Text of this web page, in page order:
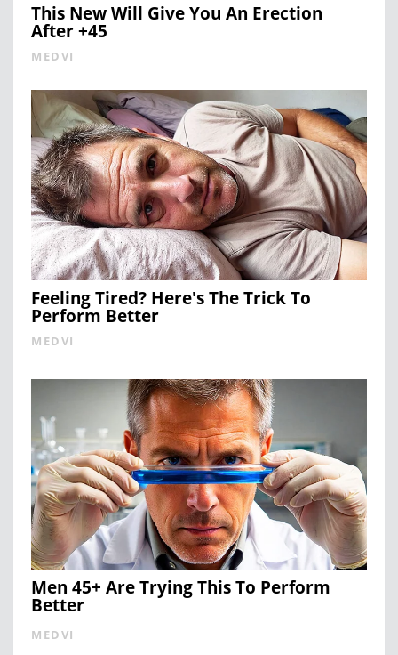
This New Will Give You An Erection
After +45
MEDVI
Feeling Tired? Here's The Trick To
Perform Better
MEDVI
Men 45+ Are Trying This To Perform
Better
MEDVI